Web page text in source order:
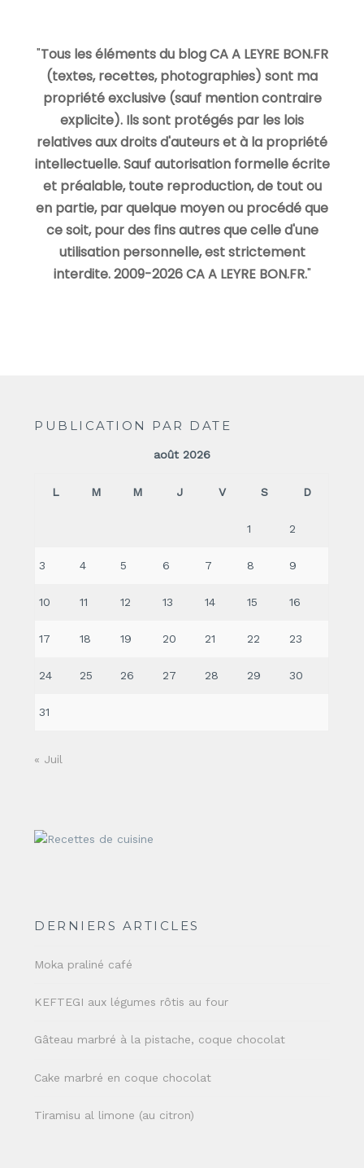
"Tous les éléments du blog CA A LEYRE BON.FR
(textes, recettes, photographies) sont ma
propriété exclusive (sauf mention contraire
explicite). Ils sont protégés par les lois
relatives aux droits d'auteurs et à la propriété
intellectuelle. Sauf autorisation formelle écrite
et préalable, toute reproduction, de tout ou
en partie, par quelque moyen ou procédé que
ce soit, pour des fins autres que celle d'une
utilisation personnelle, est strictement
interdite. 2009-2026 CA A LEYRE BON.FR."
PUBLICATION PAR DATE
août 2026
L M M J V S D
1 2
3 4 5 6 7 8 9
10 11 12 13 14 15 16
17 18 19 20 21 22 23
24 25 26 27 28 29 30
31
« Juil
DERNIERS ARTICLES
Moka praliné café
KEFTEGI aux légumes rôtis au four
Gâteau marbré à la pistache, coque chocolat
Cake marbré en coque chocolat
Tiramisu al limone (au citron)